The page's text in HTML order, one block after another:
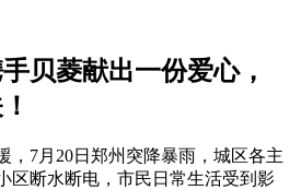
贝菱献出一份爱心，
，7月20日郑州突降暴雨，城区各主
区断水断电，市民日常生活受到影